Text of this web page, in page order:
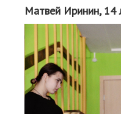
Матвей Иринин, 14